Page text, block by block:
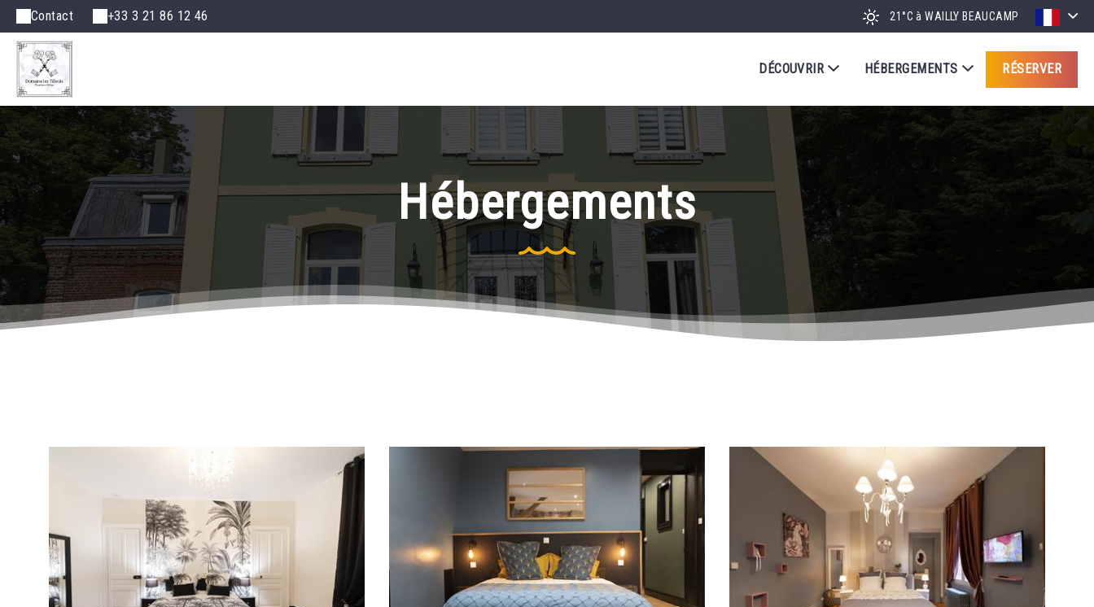
Contact +33 3 21 86 12 46 21°C à WAILLY BEAUCAMP
DÉCOUVRIR HÉBERGEMENTS RÉSERVER
Hébergements